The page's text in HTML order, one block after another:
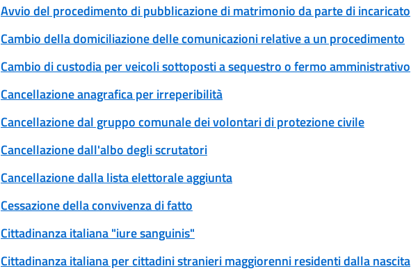
Avvio del procedimento di pubblicazione di matrimonio da parte di incaricato
Cambio della domiciliazione delle comunicazioni relative a un procedimento
Cambio di custodia per veicoli sottoposti a sequestro o fermo amministrativo
Cancellazione anagrafica per irreperibilità
Cancellazione dal gruppo comunale dei volontari di protezione civile
Cancellazione dall'albo degli scrutatori
Cancellazione dalla lista elettorale aggiunta
Cessazione della convivenza di fatto
Cittadinanza italiana "iure sanguinis"
Cittadinanza italiana per cittadini stranieri maggiorenni residenti dalla nascita